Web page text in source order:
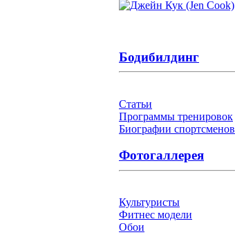
Бодибилдинг
Статьи
Программы тренировок
Биографии спортсменов
Фотогаллерея
Культуристы
Фитнес модели
Обои